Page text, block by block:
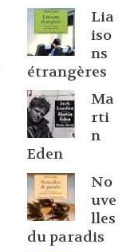
Lia
iso
ns
étrangères
Ma
rti
n
Eden
No
uve
lles
du paradis